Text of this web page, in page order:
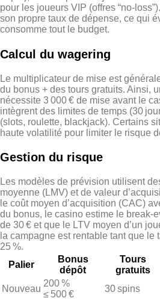
pour les joueurs VIP (offres
son propre taux de dépense, ce qui
consomme tout le budget.
Calcul du wagering
Le multiplicateur de mise est
du bonus + des tours gratuits. Ainsi,
nécessite 3 000 € de mise avant le
intègrent des limites de temps (30
(slots, roulette, blackjack). Certains
haute volatilité pour limiter le risque
Gestion du risque
Les modèles de prévision utilisent
moyenne (LMV) et de valeur
le coût moyen d’acquisition (CAC)
du bonus, le casino estime le
de 30 € et que le LTV moyen d’un
la campagne est rentable tant que le
25 %.
Palier
Bonus
dépôt
Tours
gratuits
Nouveau
200 %
≤ 500 €
30 spins